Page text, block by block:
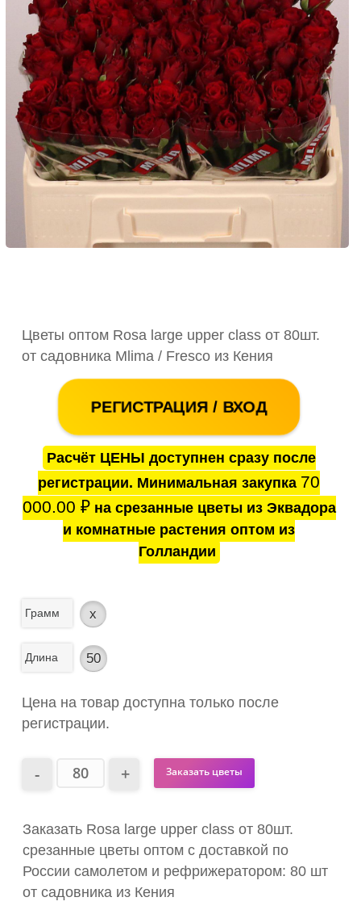
Цветы оптом Rosa large upper class от 80шт.
от садовника Mlima / Fresco из Кения
РЕГИСТРАЦИЯ / ВХОД
Расчёт ЦЕНЫ доступнен сразу после
регистрации. Минимальная закупка 70
000.00 ₽на срезанные цветы из Эквадора
и комнатные растения оптом из
Голландии
Грамм x
Длина 50
Цена на товар доступна только после
регистрации.
Заказать цветы
Заказать Rosa large upper class от 80шт.
срезанные цветы оптом с доставкой по
России самолетом и рефрижератором: 80 шт
от садовника из Кения